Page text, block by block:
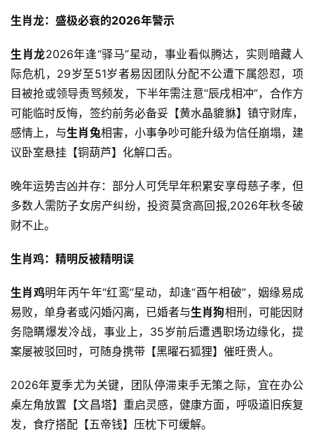
生肖龙：盛极必衰的2026年警示
生肖龙2026年逢“驿马”星动，事业看似腾达，实则暗藏人
际危机，29岁至51岁者易因团队分配不公遭下属怨怼，项
目被抢或领导责骂频发，下半年需注意“辰戌相冲”，合作方
可能临时反悔，签约前务必备妥【黄水晶貔貅】镇守财库，
感情上，与生肖兔相害，小事争吵可能升级为信任崩塌，建
议卧室悬挂【铜葫芦】化解口舌。
晚年运势吉凶并存：部分人可凭早年积累安享母慈子孝，但
多数人需防子女房产纠纷，投资莫贪高回报,2026年秋冬破
财不止。
生肖鸡：精明反被精明误
生肖鸡明年丙午年“红鸾”星动，却逢“酉午相破”，姻缘易成
易败，单身者或闪婚闪离，已婚者与生肖狗相刑，可能因财
务隐瞒爆发冷战，事业上，35岁前后遭遇职场边缘化，提
案屡被驳回时，可随身携带【黑曜石狐狸】催旺贵人。
2026年夏季尤为关键，团队停滞束手无策之际，宜在办公
桌左角放置【文昌塔】重启灵感，健康方面，呼吸道旧疾复
发，食疗搭配【五帝钱】压枕下可缓解。